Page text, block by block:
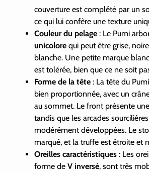
couverture est complété par un
ce qui lui confère une texture
Couleur du pelage : Le Pumi
unicolore qui peut être grise,
blanche. Une petite marque
est tolérée, bien que ce ne soit
Forme de la tête : La tête du
bien proportionnée, avec un
au sommet. Le front présente
tandis que les arcades
modérément développées. Le
marqué, et la truffe est étroite et
Oreilles caractéristiques : Les
forme de V inversé, sont très